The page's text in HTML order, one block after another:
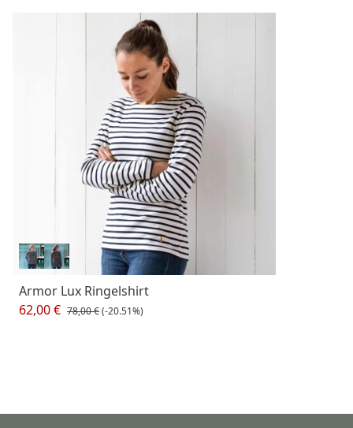
Armor Lux Ringelshirt
62,00 € 78,00 €(-20.51%)